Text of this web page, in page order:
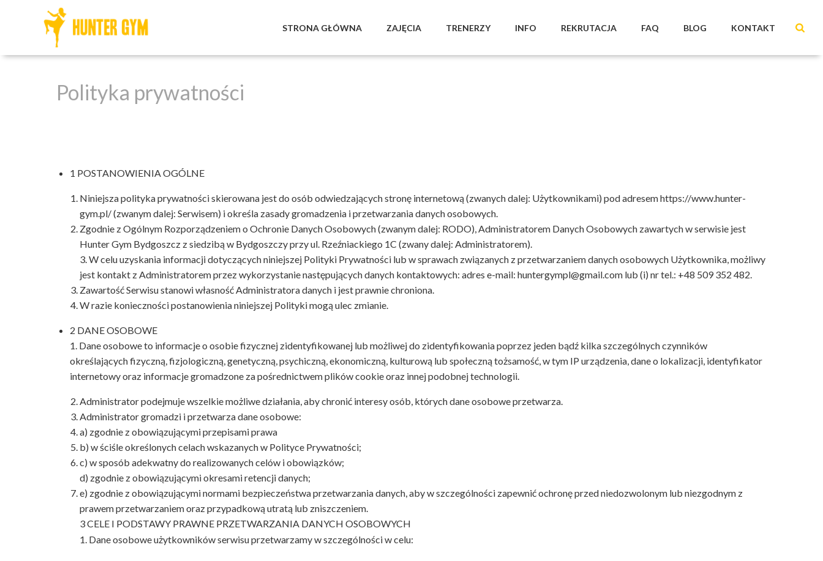
STRONA GŁÓWNA ZAJĘCIA TRENERZY INFO REKRUTACJA FAQ BLOG KONTAKT
Polityka prywatności
1 POSTANOWIENIA OGÓLNE
Niniejsza polityka prywatności skierowana jest do osób odwiedzających stronę internetową (zwanych dalej: Użytkownikami) pod adresem https://www.hunter-
gym.pl/ (zwanym dalej: Serwisem) i określa zasady gromadzenia i przetwarzania danych osobowych.
Zgodnie z Ogólnym Rozporządzeniem o Ochronie Danych Osobowych (zwanym dalej: RODO), Administratorem Danych Osobowych zawartych w serwisie jest
Hunter Gym Bydgoszcz z siedzibą w Bydgoszczy przy ul. Rzeźniackiego 1C (zwany dalej: Administratorem).
3. W celu uzyskania informacji dotyczących niniejszej Polityki Prywatności lub w sprawach związanych z przetwarzaniem danych osobowych Użytkownika, możliwy
jest kontakt z Administratorem przez wykorzystanie następujących danych kontaktowych: adres e-mail: huntergympl@gmail.comlub (i) nr tel.: +48 509 352 482.
Zawartość Serwisu stanowi własność Administratora danych i jest prawnie chroniona.
W razie konieczności postanowienia niniejszej Polityki mogą ulec zmianie.
2 DANE OSOBOWE
1. Dane osobowe to informacje o osobie fizycznej zidentyfikowanej lub możliwej do zidentyfikowania poprzez jeden bądź kilka szczególnych czynników
określających fizyczną, fizjologiczną, genetyczną, psychiczną, ekonomiczną, kulturową lub społeczną tożsamość, w tym IP urządzenia, dane o lokalizacji, identyfikator
internetowy oraz informacje gromadzone za pośrednictwem plików cookie oraz innej podobnej technologii.
Administrator podejmuje wszelkie możliwe działania, aby chronić interesy osób, których dane osobowe przetwarza.
Administrator gromadzi i przetwarza dane osobowe:
a) zgodnie z obowiązującymi przepisami prawa
b) w ściśle określonych celach wskazanych w Polityce Prywatności;
c) w sposób adekwatny do realizowanych celów i obowiązków;
d) zgodnie z obowiązującymi okresami retencji danych;
e) zgodnie z obowiązującymi normami bezpieczeństwa przetwarzania danych, aby w szczególności zapewnić ochronę przed niedozwolonym lub niezgodnym z
prawem przetwarzaniem oraz przypadkową utratą lub zniszczeniem.
3 CELE I PODSTAWY PRAWNE PRZETWARZANIA DANYCH OSOBOWYCH
1. Dane osobowe użytkowników serwisu przetwarzamy w szczególności w celu: